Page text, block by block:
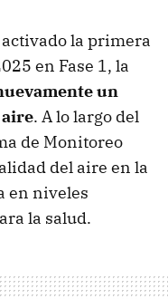
la primera
en Fase 1, la
un
aire. A lo largo del
de Monitoreo
del aire en la
en niveles
la salud.